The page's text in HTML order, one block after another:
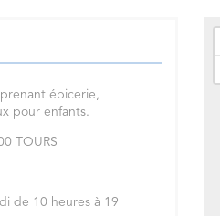
épicerie,
pour enfants.
TOURS
de 10 heures à 19